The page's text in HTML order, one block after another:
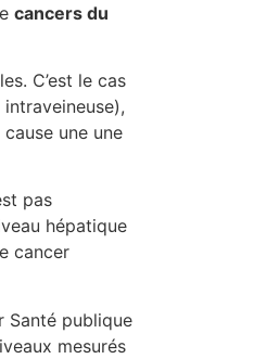
cancers du
C’est le cas
une une
pas
hépatique
cancer
Santé publique
mesurés